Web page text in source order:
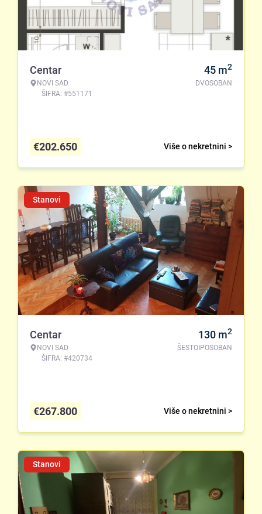
Centar
NOVI SAD
ŠIFRA: #551171
45 m2
DVOSOBAN
Više o nekretnini >
€202.650
Stanovi
Centar
NOVI SAD
ŠIFRA: #420734
130 m2
ŠESTOIPOSOBAN
Više o nekretnini >
€267.800
Stanovi